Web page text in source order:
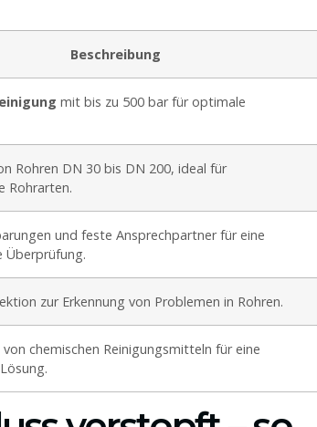
Beschreibung
mit bis zu 500 bar für optimale
Rohren DN 30 bis DN 200, ideal für
Rohrarten.
und feste Ansprechpartner für eine
Überprüfung.
zur Erkennung von Problemen in Rohren.
chemischen Reinigungsmitteln für eine